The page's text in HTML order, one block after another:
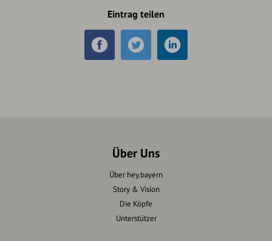
Eintrag teilen
Über Uns
Über hey.bayern
Story & Vision
Die Köpfe
Unterstützer